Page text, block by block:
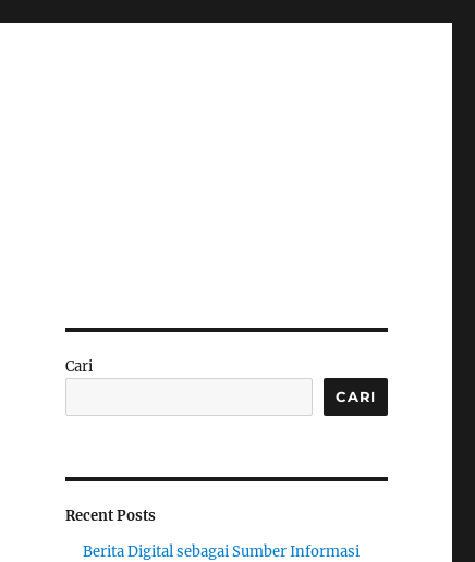
Cari
CARI
Recent Posts
Berita Digital sebagai Sumber Informasi